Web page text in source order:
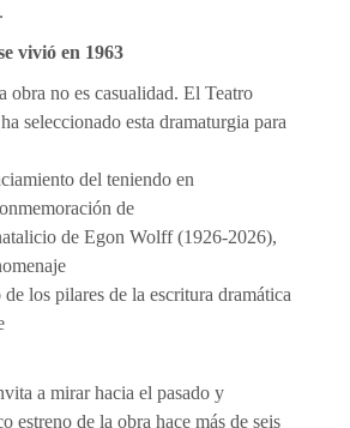
vivió en 1963
obra no es casualidad. El Teatro
seleccionado esta dramaturgia para
del teniendo en
de
de Egon Wolff (1926-2026),
los pilares de la escritura dramática
a mirar hacia el pasado y
estreno de la obra hace más de seis